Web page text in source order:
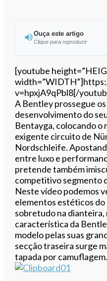
Ouça este artigo
Clique para reproduzir
Ouvir
[youtube
v=hpxjA9qPbl8[/
A Bentley prossegue
desenvolvimento do
Bentayga, colocando o
exigente circuito de
Nordschleife.
entre luxo e
pretende também
competitivo segmento
Neste vídeo podemos
elementos estéticos do
sobretudo na dianteira,
característica da
modelo pelas suas
secção traseira surge
tapada por camuflagem.